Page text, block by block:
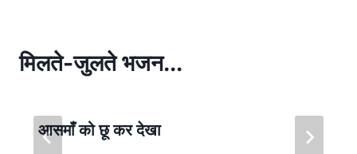
p
मिलते-जुलते भजन...
आसमाँ को छू कर देखा